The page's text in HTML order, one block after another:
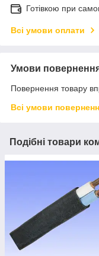
Готівкою при
Всі умови оплати
Умови
Повернення товару
Всі умови
Подібні товари